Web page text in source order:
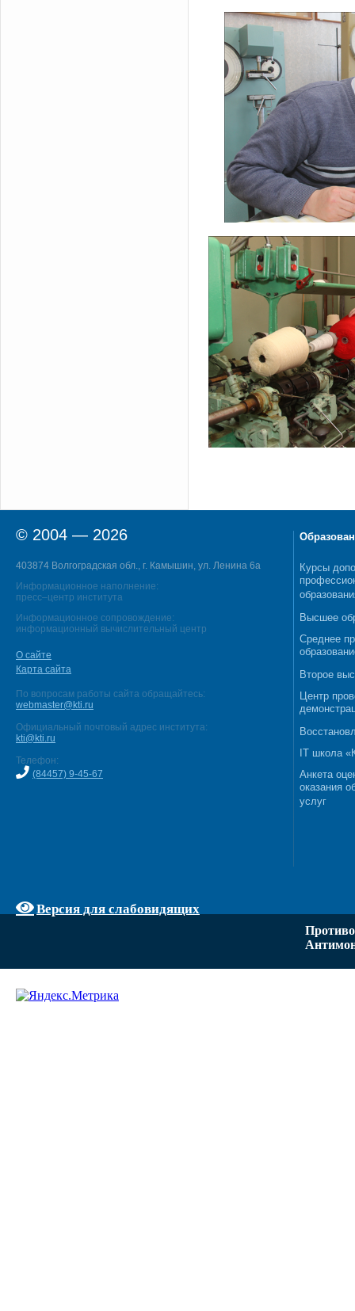
© 2004 — 2026
403874 Волгоградская обл., г. Камышин, ул. Ленина 6а
Информационное наполнение:
пресс–центр института
Информационное сопровождение:
информационный вычислительный центр
О сайте
Карта сайта
По вопросам работы сайта обращайтесь:
webmaster@kti.ru
Официальный почтовый адрес института:
kti@kti.ru
Телефон:
(84457) 9-45-67
Версия для слабовидящих
Курсы
Высшее
Среднее
Второе
Центр
IT школа
Анкета
оказания
услуг